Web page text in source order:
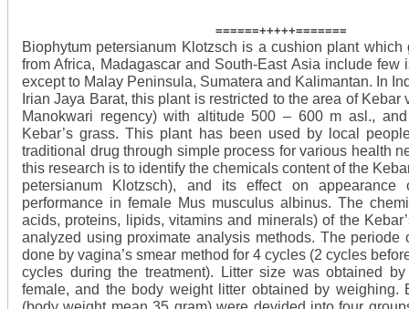
======+++++=======
Biophytum petersianum Klotzsch is a cushion plant which
from Africa, Madagascar and South-East Asia include few
except to Malay Peninsula, Sumatera and Kalimantan. In
Irian Jaya Barat, this plant is restricted to the area of Kebar
Manokwari regency) with altitude 500 – 600 m asl.,
Kebar’s grass. This plant has been used by local
traditional drug through simple process for various health
this research is to identify the chemicals content of the
petersianum Klotzsch), and its effect on appearance
performance in female Mus musculus albinus. The
acids, proteins, lipids, vitamins and minerals) of the
analyzed using proximate analysis methods. The periode
done by vagina’s smear method for 4 cycles (2 cycles
cycles during the treatment). Litter size was obtained
female, and the body weight litter obtained by weighing.